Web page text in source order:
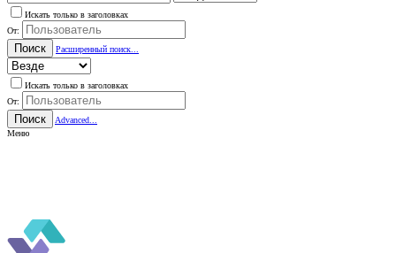
Искать только в заголовках
От:
Поиск Расширенный поиск...
Искать только в заголовках
От:
Поиск
Advanced...
Меню